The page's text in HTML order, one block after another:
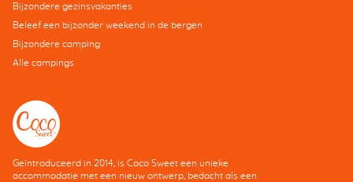
Bijzondere gezinsvakanties
Beleef een bijzonder weekend in de bergen
Bijzondere camping
Alle campings
Geïntroduceerd in 2014, is Coco Sweet een unieke
accommodatie met een nieuw ontwerp, bedacht als een